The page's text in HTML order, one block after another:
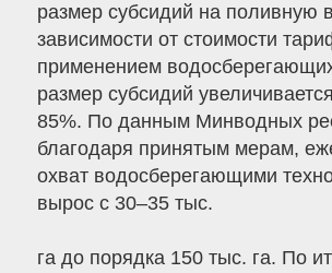
размер субсидий на поливную
зависимости от стоимости
применением
размер субсидий
85%. По данным Минводных
благодаря принятым мерам,
охват водосберегающими
вырос с 30–35 тыс.
га до порядка 150 тыс. га. По